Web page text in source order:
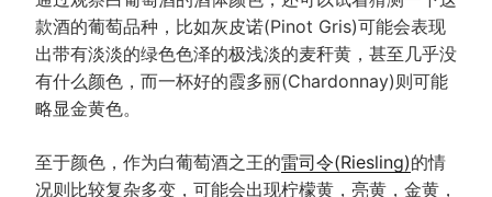
款酒的葡萄品种，比如灰皮诺(Pinot Gris)可能会表现
出带有淡淡的绿色色泽的极浅淡的麦秆黄，甚至几乎没
有什么颜色，而一杯好的霞多丽(Chardonnay)则可能
略显金黄色。
至于颜色，作为白葡萄酒之王的雷司令(Riesling)的情
况则比较复杂多变，可能会出现柠檬黄，亮黄，金黄，